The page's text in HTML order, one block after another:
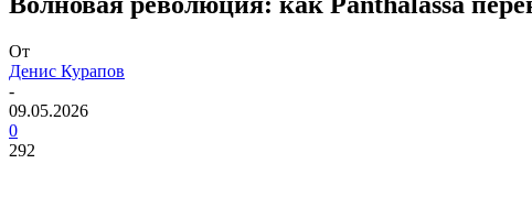
От
Денис Курапов
-
09.05.2026
0
292